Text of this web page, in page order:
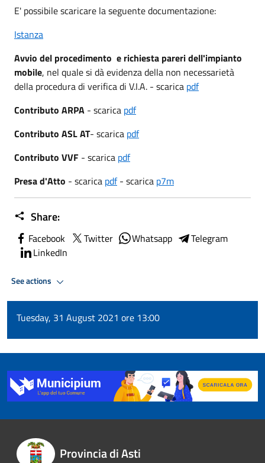
E' possibile scaricare la seguente documentazione:
Istanza
Avvio del procedimento e richiesta pareri dell'impianto
mobile, nel quale si dà evidenza della non necessarietà
della procedura di verifica di V.I.A. - scarica pdf
Contributo ARPA - scarica pdf
Contributo ASLAT- scarica pdf
Contributo VVF - scarica pdf
Presa d'Atto - scarica pdf- scarica p7m
Share:
Facebook Twitter Whatsapp
Telegram
LinkedIn
See actions
Tuesday, 31 August 2021 ore 13:00
Provincia di Asti